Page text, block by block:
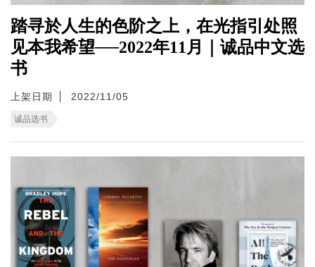
踏寻於人生的色阶之上，在光指引处照
见本我希望──2022年11月｜诚品中文选
书
上架日期 2022/11/05
诚品选书